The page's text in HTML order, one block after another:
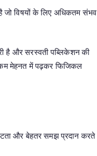
जो विषयों के लिए अधिकतम संभव
है और सरस्वती पब्लिकेशन की
कम मेहनत में पढ़कर फिजिकल
और बेहतर समझ प्रदान करते